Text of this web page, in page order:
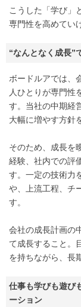
こうした「学び」
専門性を高めてい
“なんとなく成長”
ボードルアでは、
人ひとりが専門性
す。当社の中期経
大幅に増やす方針
そのため、成長を
経験、社内での評
す。一定の技術力
や、上流工程、チ
す。
会社の成長計画の
て成長すること。
を持ちながら、長
仕事も学びも遊び
ーション